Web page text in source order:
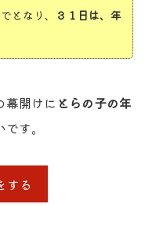
となり、
３１日は、年
幕開けに とらの子の年
す。
する